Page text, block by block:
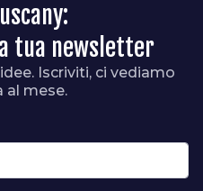
tua newsletter
Iscriviti, ci vediamo
al mese.